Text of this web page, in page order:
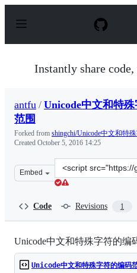
p
Instantly share
antfu / Unicode中文和特
范围
Forked from shingchi/Unicode中文和特
Created October 5, 2016 14:25
Embed
Clone
this
Code Revisions 1
Unicode中文和特殊字符的编
Unicode中文和特殊字符的编码